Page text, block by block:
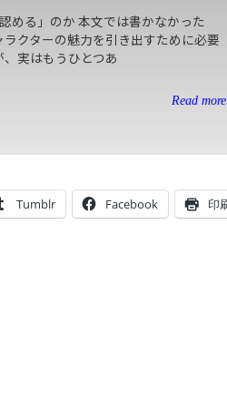
める」のか 本文では書かなかった
ラクターの魅力を引き出すために必要
、実はもうひとつあ
Read
Tumblr Facebook 印